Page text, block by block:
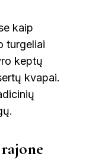
kaip
turgeliai
keptų
kvapai.